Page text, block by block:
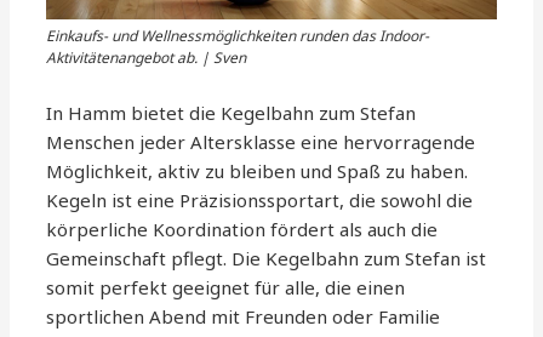
Einkaufs- und Wellnessmöglichkeiten runden das Indoor-
Aktivitätenangebot ab. | Sven
In Hamm bietet die Kegelbahn zum Stefan
Menschen jeder Altersklasse eine hervorragende
Möglichkeit, aktiv zu bleiben und Spaß zu haben.
Kegeln ist eine Präzisionssportart, die sowohl die
körperliche Koordination fördert als auch die
Gemeinschaft pflegt. Die Kegelbahn zum Stefan ist
somit perfekt geeignet für alle, die einen
sportlichen Abend mit Freunden oder Familie